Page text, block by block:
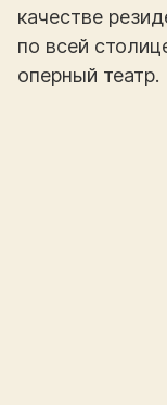
качестве
по всей
оперный театр.